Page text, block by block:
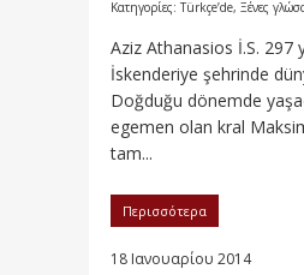
Κατηγορίες:Türkçe’de, Ξένες
Aziz Athanasios İ.S. 297
İskenderiye şehrinde
Doğduğu dönemde
egemen olan kral
tam...
Περισσότερα
18 Ιανουαρίου 2014